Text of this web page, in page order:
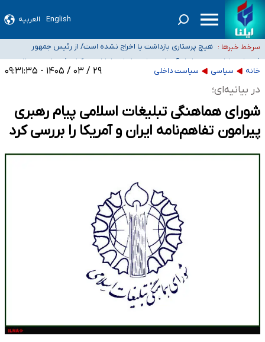
English العربیه
سرخط خبرها :
جغرافیای نظامی دافوس آجا
خبرنگاران راویان حقیقت با دغدغه نان، مسکن و بیمه
آخرین وضعیت شیوع عفونت‌های تنفسی در کشور/ خوزستان و کرمان بالاتر از
آستانه هشدار هیچ پرستاری بازداشت یا اخراج نشده است/ از رئیس جمهور
خواستیم ورود کند
ثبت‌نام بخش عمده دانش‌آموزان مدارس ایرانی امارات در کشور/ درباره محصلان
باقی‌مانده در دبی متناسب با شرایط جدید تصمیم‌گیری می‌شود
خانه سیاسی سیاست داخلی ۲۹ / ۰۳ / ۱۴۰۵ - ۰۹:۳۱:۳۵
در بیانیه‌ای؛
شورای هماهنگی تبلیغات اسلامی پیام رهبری
پیرامون تفاهم‌نامه ایران و آمریکا را بررسی کرد